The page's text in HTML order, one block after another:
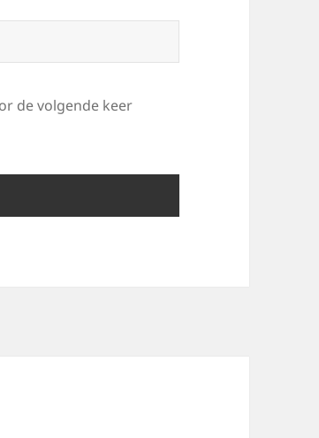
de volgende keer